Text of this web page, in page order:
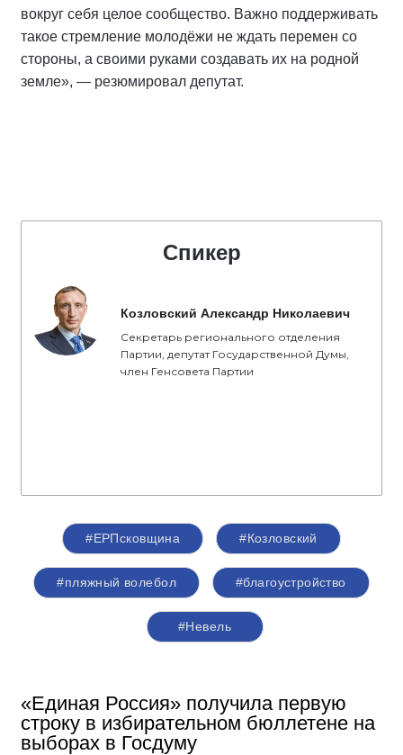
вокруг себя целое сообщество. Важно поддерживать
такое стремление молодёжи не ждать перемен со
стороны, а своими руками создавать их на родной
земле», — резюмировал депутат.
Спикер
Козловский Александр Николаевич
Секретарь регионального отделения
Партии, депутат Государственной Думы,
член Генсовета Партии
#ЕРПсковщина #Козловский
#пляжный волебол #благоустройство
#Невель
«Единая Россия» получила первую
строку в избирательном бюллетене на
выборах в Госдуму